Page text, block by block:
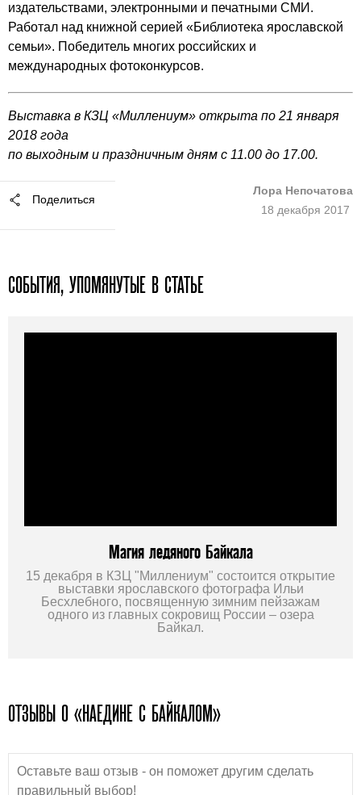
издательствами, электронными и печатными СМИ.
Работал над книжной серией «Библиотека ярославской
семьи». Победитель многих российских и
международных фотоконкурсов.
Выставка в КЗЦ «Миллениум» открыта по 21 января
2018 года
по выходным и праздничным дням с 11.00 до 17.00.
Поделиться
Лора Непочатова
18 декабря 2017
СОБЫТИЯ, УПОМЯНУТЫЕ В СТАТЬЕ
Магия ледяного Байкала
15 декабря в КЗЦ "Миллениум" состоится открытие
выставки ярославского фотографа Ильи
Бесхлебного, посвященную зимним пейзажам
одного из главных сокровищ России – озера
Байкал.
ОТЗЫВЫ О «НАЕДИНЕ С БАЙКАЛОМ»